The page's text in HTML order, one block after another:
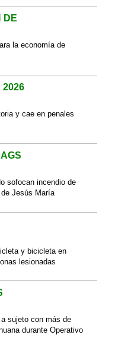
DE
la economía de
2026
y cae en penales
sofocan incendio de
Jesús María
y bicicleta en
lesionadas
sujeto con más de
durante Operativo